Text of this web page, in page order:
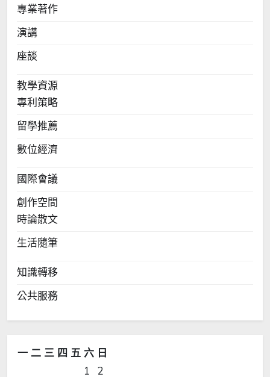
專業著作
演講
座談
教學資源
專利策略
留學推薦
數位經濟
國際會議
創作空間
時論散文
生活隨筆
知識轉移
公共服務
一 二 三 四 五 六 日
1
2